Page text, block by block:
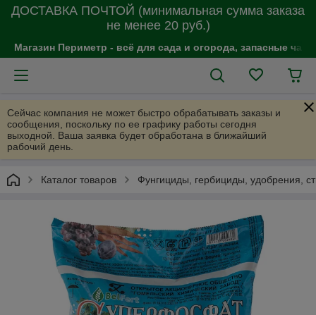
ДОСТАВКА ПОЧТОЙ (минимальная сумма заказа
не менее 20 руб.)
Магазин Периметр - всё для сада и огорода, запасные
Сейчас компания не может быстро обрабатывать заказы и
сообщения, поскольку по ее графику работы сегодня
выходной. Ваша заявка будет обработана в ближайший
рабочий день.
Каталог товаров Фунгициды, гербициды, удобрения,